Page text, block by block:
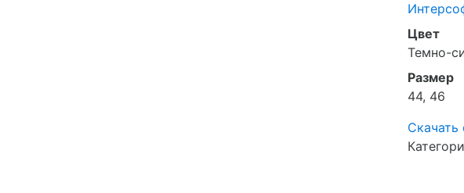
Цвет
Темно-
Размер
44, 46